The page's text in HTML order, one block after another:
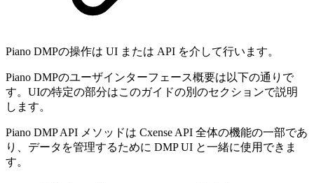
Piano DMPの操作は UI または API を介して行います。
Piano DMPのユーザインターフェース概要は以下の通りで
す。UIの特定の部分はこのガイドの別のセクションで説明
します。
Piano DMP API メソッドは Cxense API 全体の機能の一部であ
り、データを管理するために DMP UI と一緒に使用できま
す。